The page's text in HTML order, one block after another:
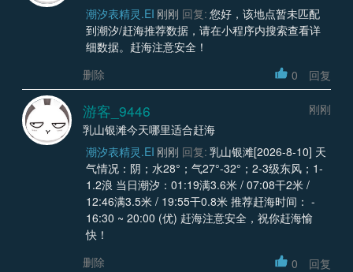
潮汐表精灵.EI 刚刚 回复: 您好，该地点暂未匹配
到潮汐/赶海推荐数据，请在小程序内搜索查看详
细数据。赶海注意安全！
删除
0 回复
游客_9446
刚刚
乳山银滩今天哪里适合赶海
潮汐表精灵.EI 刚刚 回复: 乳山银滩[2026-8-10] 天
气情况：阴；水28°；气27°-32°；2-3级东风；1-
1.2浪 当日潮汐：01:19满3.6米 / 07:08干2米 /
12:46满3.5米 / 19:55干0.8米 推荐赶海时间： -
16:30 ~ 20:00 (优) 赶海注意安全，祝你赶海愉
快！
删除
0 回复